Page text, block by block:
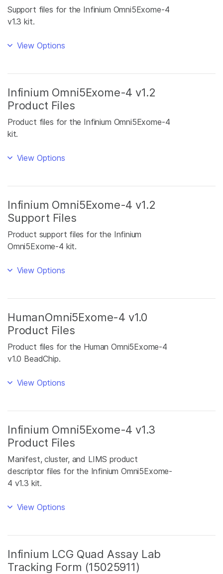
Support files for the Infinium Omni5Exome-4
v1.3 kit.
View Options
Infinium Omni5Exome-4 v1.2
Product Files
Product files for the Infinium Omni5Exome-4
kit.
View Options
Infinium Omni5Exome-4 v1.2
Support Files
Product support files for the Infinium
Omni5Exome-4 kit.
View Options
HumanOmni5Exome-4 v1.0
Product Files
Product files for the Human Omni5Exome-4
v1.0 BeadChip.
View Options
Infinium Omni5Exome-4 v1.3
Product Files
Manifest, cluster, and LIMS product
descriptor files for the Infinium Omni5Exome-
4 v1.3 kit.
View Options
Infinium LCG Quad Assay Lab
Tracking Form (15025911)